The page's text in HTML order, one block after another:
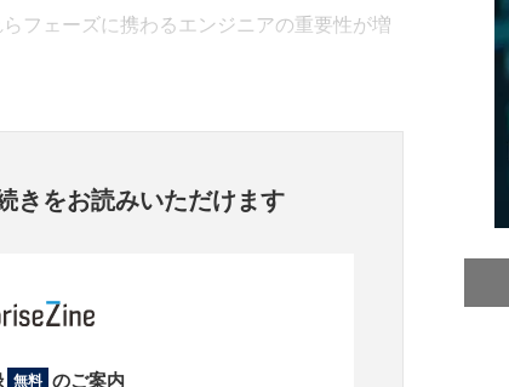
フェーズに携わるエンジニアの重要性が増
きをお読みいただけます
無料 のご案内